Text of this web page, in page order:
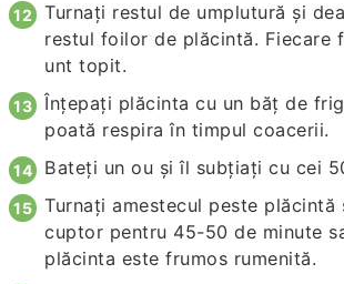
Turnați restul de umplutură și
restul foilor de plăcintă. Fiecare
unt topit.
Înțepați plăcinta cu un băț de
poată respira în timpul coacerii.
Bateți un ou și îl subțiați cu cei
Turnați amestecul peste plăcintă
cuptor pentru 45-50 de minute
plăcinta este frumos rumenită.